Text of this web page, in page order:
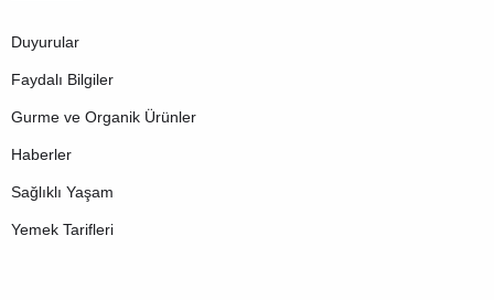
Duyurular
Faydalı Bilgiler
Gurme ve Organik Ürünler
Haberler
Sağlıklı Yaşam
Yemek Tarifleri